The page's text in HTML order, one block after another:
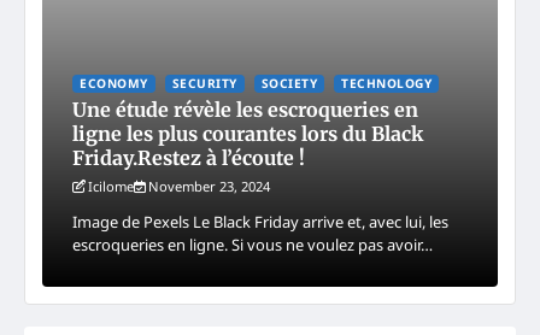
ECONOMY SECURITY SOCIETY TECHNOLOGY
Une étude révèle les escroqueries en
ligne les plus courantes lors du Black
Friday.Restez à l’écoute !
Icilome November 23, 2024
Image de Pexels Le Black Friday arrive et, avec lui, les
escroqueries en ligne. Si vous ne voulez pas avoir…